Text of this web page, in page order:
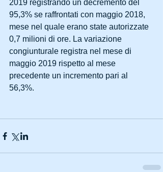
2019 registrando un decremento del
95,3% se raffrontati con maggio 2018,
mese nel quale erano state autorizzate
0,7 milioni di ore. La variazione
congiunturale registra nel mese di
maggio 2019 rispetto al mese
precedente un incremento pari al
56,3%.